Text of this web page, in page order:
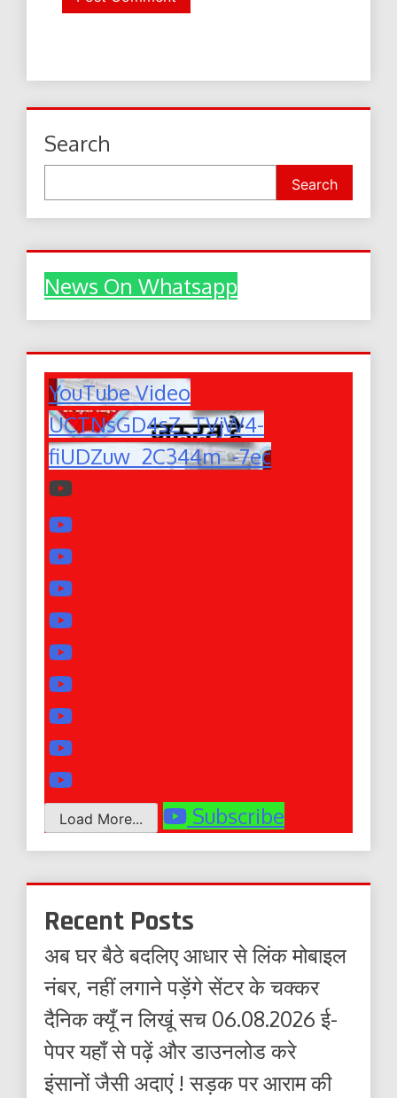
Search
Search
News On Whatsapp
YouTube Video
UCTNsGD4sZ_TVjW4-
fiUDZuw_2C344m_-7ec
Load More... Subscribe
Recent Posts
अब घर बैठे बदलिए आधार से लिंक मोबाइल
नंबर, नहीं लगाने पड़ेंगे सेंटर के चक्कर
दैनिक क्यूँ न लिखूं सच 06.08.2026 ई-
पेपर यहाँ से पढ़ें और डाउनलोड करे
इंसानों जैसी अदाएं ! सड़क पर आराम की